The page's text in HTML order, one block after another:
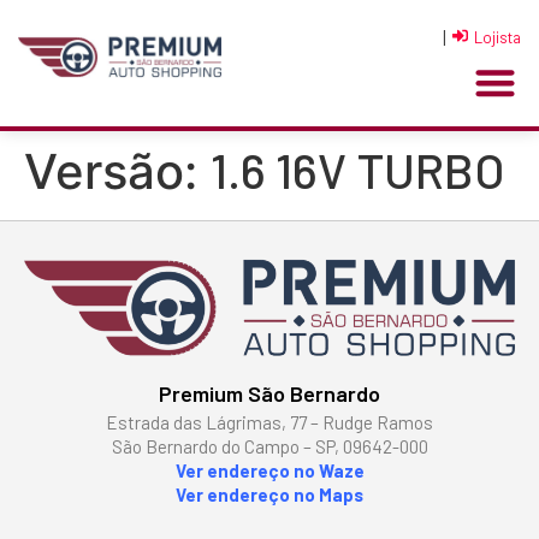
| Lojista
Versão: 1.6 16V TURBO
Premium São Bernardo
Estrada das Lágrimas, 77 – Rudge Ramos
São Bernardo do Campo – SP, 09642-000
Ver endereço no Waze
Ver endereço no Maps